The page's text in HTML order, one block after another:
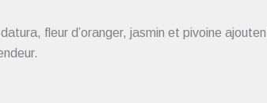
fleur d’oranger, jasmin et pivoine